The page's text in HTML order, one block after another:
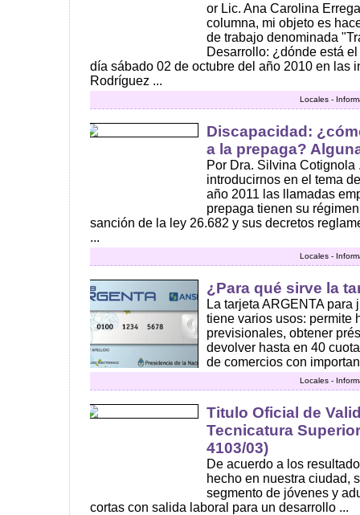
or Lic. Ana Carolina
columna, mi objeto es
de trabajo denominada
Desarrollo: ¿dónde está
día sábado 02 de octubre del año 2010 en las
Rodríguez ...
Locales -
Discapacidad:
a la prepaga?
Por Dra. Silvina
introducirnos en el tema
año 2011 las llamadas
prepaga tienen su
sanción de la ley 26.682 y sus decretos
...
Locales -
¿Para qué sirve la
La tarjeta ARGENTA
tiene varios usos: permite
previsionales, obtener
devolver hasta en 40
de comercios con
Locales -
Titulo Oficial de
Tecnicatura
4103/03)
De acuerdo a los
hecho en nuestra ciudad,
segmento de jóvenes y
cortas con salida laboral para un desarrollo ...